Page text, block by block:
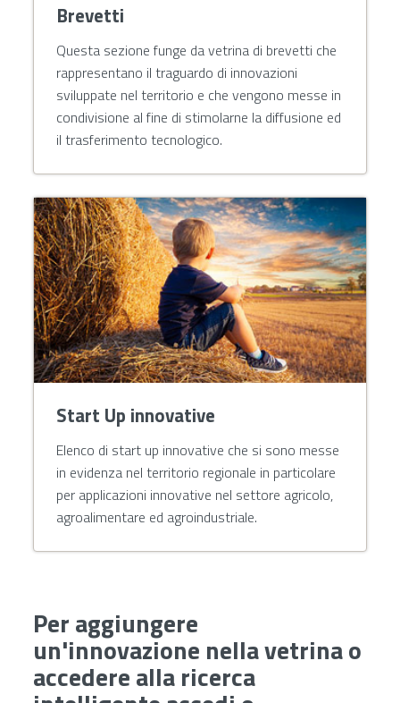
Brevetti
Questa sezione funge da vetrina di brevetti che
rappresentano il traguardo di innovazioni
sviluppate nel territorio e che vengono messe in
condivisione al fine di stimolarne la diffusione ed
il trasferimento tecnologico.
Start Up innovative
Elenco di start up innovative che si sono messe
in evidenza nel territorio regionale in particolare
per applicazioni innovative nel settore agricolo,
agroalimentare ed agroindustriale.
Per aggiungere
un'innovazione nella vetrina o
accedere alla ricerca